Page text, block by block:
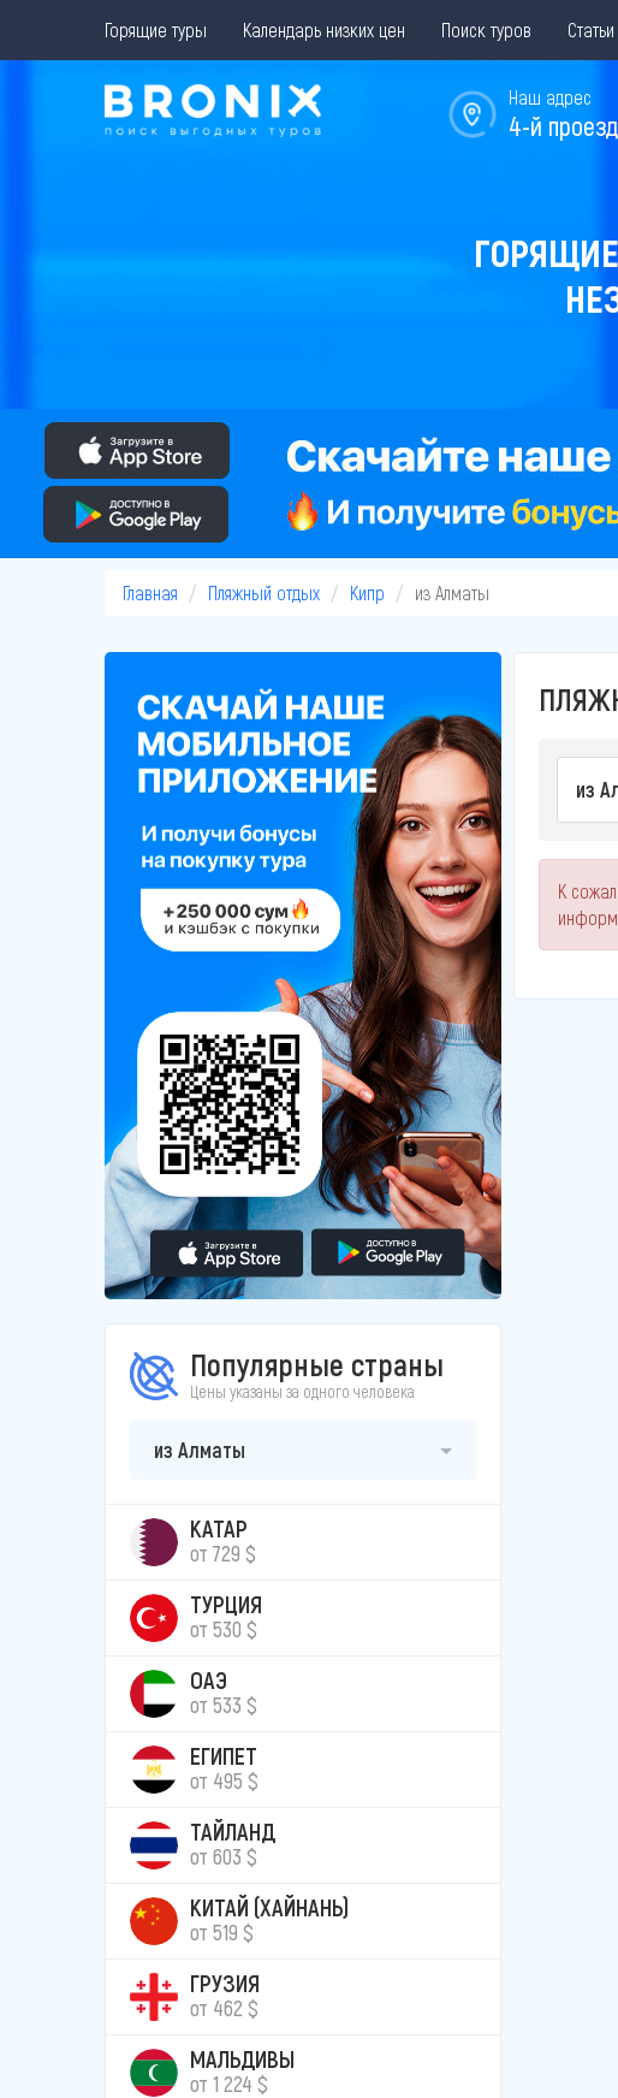
Горящие туры Календарь низких цен Поиск туров Статьи
Наш адрес
4-й
Главная Пляжный отдых Кипр из Алматы
Популярные страны
Цены указаны за одного человека
из Алматы
КАТАР
от 729 $
ТУРЦИЯ
от 530 $
ОАЭ
от 533 $
ЕГИПЕТ
от 495 $
ТАЙЛАНД
от 603 $
КИТАЙ (ХАЙНАНЬ)
от 519 $
ГРУЗИЯ
от 462 $
МАЛЬДИВЫ
от 1 224 $
из
К